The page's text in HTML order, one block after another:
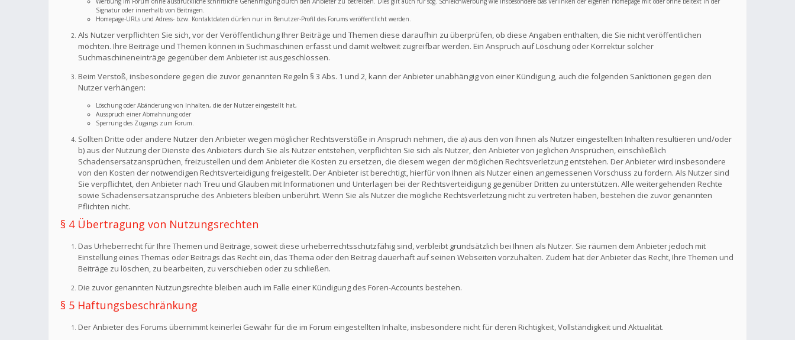
Signatur oder innerhalb von Beiträgen.
Homepage-URLs und Adress- bzw. Kontaktdaten dürfen nur im Benutzer-Profil des Forums veröffentlicht werden.
Als Nutzer verpflichten Sie sich, vor der Veröffentlichung Ihrer Beiträge und Themen diese daraufhin zu überprüfen, ob diese Angaben enthalten, die Sie nicht veröffentlichen
möchten. Ihre Beiträge und Themen können in Suchmaschinen erfasst und damit weltweit zugreifbar werden. Ein Anspruch auf Löschung oder Korrektur solcher
Suchmaschineneinträge gegenüber dem Anbieter ist ausgeschlossen.
Beim Verstoß, insbesondere gegen die zuvor genannten Regeln § 3 Abs. 1 und 2, kann der Anbieter unabhängig von einer Kündigung, auch die folgenden Sanktionen gegen den
Nutzer verhängen:
Löschung oder Abänderung von Inhalten, die der Nutzer eingestellt hat,
Ausspruch einer Abmahnung oder
Sperrung des Zugangs zum Forum.
Sollten Dritte oder andere Nutzer den Anbieter wegen möglicher Rechtsverstöße in Anspruch nehmen, die a) aus den von Ihnen als Nutzer eingestellten Inhalten resultieren und/oder
b) aus der Nutzung der Dienste des Anbieters durch Sie als Nutzer entstehen, verpflichten Sie sich als Nutzer, den Anbieter von jeglichen Ansprüchen, einschließlich
Schadensersatzansprüchen, freizustellen und dem Anbieter die Kosten zu ersetzen, die diesem wegen der möglichen Rechtsverletzung entstehen. Der Anbieter wird insbesondere
von den Kosten der notwendigen Rechtsverteidigung freigestellt. Der Anbieter ist berechtigt, hierfür von Ihnen als Nutzer einen angemessenen Vorschuss zu fordern. Als Nutzer sind
Sie verpflichtet, den Anbieter nach Treu und Glauben mit Informationen und Unterlagen bei der Rechtsverteidigung gegenüber Dritten zu unterstützen. Alle weitergehenden Rechte
sowie Schadensersatzansprüche des Anbieters bleiben unberührt. Wenn Sie als Nutzer die mögliche Rechtsverletzung nicht zu vertreten haben, bestehen die zuvor genannten
Pflichten nicht.
§ 4 Übertragung von Nutzungsrechten
Das Urheberrecht für Ihre Themen und Beiträge, soweit diese urheberrechtsschutzfähig sind, verbleibt grundsätzlich bei Ihnen als Nutzer. Sie räumen dem Anbieter jedoch mit
Einstellung eines Themas oder Beitrags das Recht ein, das Thema oder den Beitrag dauerhaft auf seinen Webseiten vorzuhalten. Zudem hat der Anbieter das Recht, Ihre Themen und
Beiträge zu löschen, zu bearbeiten, zu verschieben oder zu schließen.
Die zuvor genannten Nutzungsrechte bleiben auch im Falle einer Kündigung des Foren-Accounts bestehen.
§ 5 Haftungsbeschränkung
Der Anbieter des Forums übernimmt keinerlei Gewähr für die im Forum eingestellten Inhalte, insbesondere nicht für deren Richtigkeit, Vollständigkeit und Aktualität.